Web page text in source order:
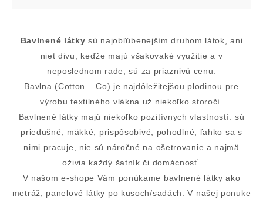
Bavlnené látky sú najobľúbenejším druhom látok, ani
niet divu, keďže majú všakovaké využitie a v
neposlednom rade, sú za priaznivú cenu.
Bavlna (Cotton – Co) je najdôležitejšou plodinou pre
výrobu textilného vlákna už niekoľko storočí.
Bavlnené látky majú niekoľko pozitívnych vlastností: sú
priedušné, mäkké, prispôsobivé, pohodlné, ľahko sa s
nimi pracuje, nie sú náročné na ošetrovanie a najmä
oživia každý šatník či domácnosť.
V našom e-shope Vám ponúkame bavlnené látky ako
metráž, panelové látky po kusoch/sadách. V našej ponuke